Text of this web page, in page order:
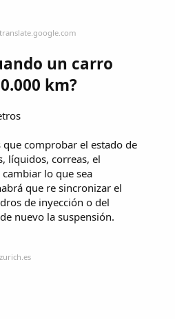
un carro
km?
comprobar el estado de
líquidos, correas, el
lo que sea
que re sincronizar el
de inyección o del
nuevo la suspensión.